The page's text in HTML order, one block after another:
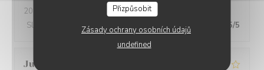
Přizpůsobit
Zásady ochrany osobních údajů
undefined
2026-08-01
- 21:00 - Hosté 3
Služba
Atmosféra /5 Kuchyně 5 /5 Kvalita / Cena 5/5
Julien